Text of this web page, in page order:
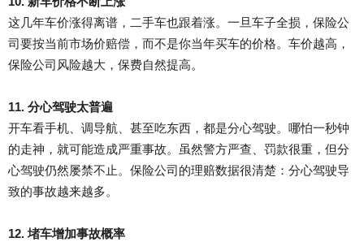
这几年车价涨得离谱，二手车也跟着涨。一旦车子全损，保险公
司要按当前市场价赔偿，而不是你当年买车的价格。车价越高，
保险公司风险越大，保费自然提高。
11. 分心驾驶太普遍
开车看手机、调导航、甚至吃东西，都是分心驾驶。哪怕一秒钟
的走神，就可能造成严重事故。虽然警方严查、罚款很重，但分
心驾驶仍然屡禁不止。保险公司的理赔数据很清楚：分心驾驶导
致的事故越来越多。
12. 堵车增加事故概率